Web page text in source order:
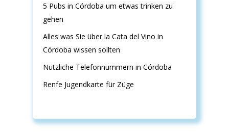
5 Pubs in Córdoba um etwas trinken zu
gehen
Alles was Sie über la Cata del Vino in
Córdoba wissen sollten
Nützliche Telefonnummern in Córdoba
Renfe Jugendkarte für Züge